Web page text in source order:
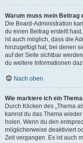
Warum muss mein Beitrag
Die Board-Administration
du einen Beitrag erstellt
ist auch möglich, dass die
hinzugefügt hat, bei denen
auf der Seite sichtbar
du weitere Informationen
Nach oben
Wie markiere ich ein
Durch Klicken des „Thema
kannst du das Thema
holen. Wenn du den
möglicherweise deaktiviert
Zeit vergangen. Es ist auch